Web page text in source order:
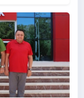
Emiroğlu’na